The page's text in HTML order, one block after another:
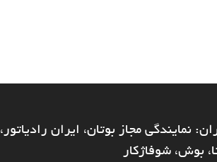
نمایندگی مجاز بوتان، ایران رادیاتور،
بوش، شوفاژکار